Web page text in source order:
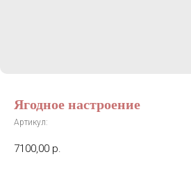
Ягодное настроение
Артикул:
7100,00 р.